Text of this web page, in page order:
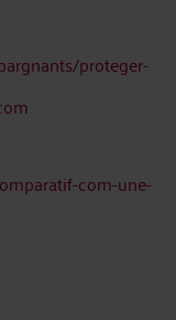
proteger-
com-une-